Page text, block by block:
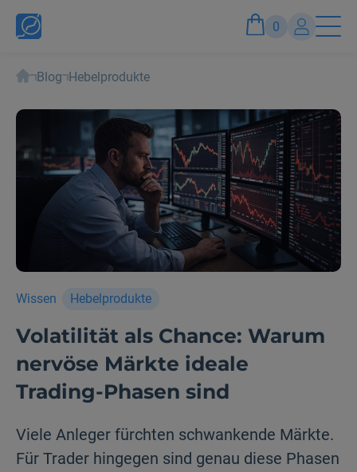
0
Anmelden und Vorteile genießen
Blog Hebelprodukte
Wissen Hebelprodukte
Volatilität als Chance: Warum
nervöse Märkte ideale
Trading-Phasen sind
Viele Anleger fürchten schwankende Märkte.
Für Trader hingegen sind genau diese Phasen